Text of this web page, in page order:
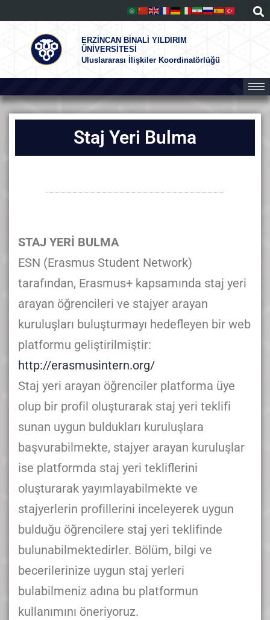
ERZİNCAN BİNALİ YILDIRIM
ÜNİVERSİTESİ
Uluslararası İlişkiler Koordinatörlüğü
Staj Yeri Bulma
STAJ YERİ BULMA
ESN (Erasmus Student Network)
tarafından, Erasmus+ kapsamında staj yeri
arayan öğrencileri ve stajyer arayan
kuruluşları buluşturmayı hedefleyen bir web
platformu geliştirilmiştir:
http://erasmusintern.org/
Staj yeri arayan öğrenciler platforma üye
olup bir profil oluşturarak staj yeri teklifi
sunan uygun buldukları kuruluşlara
başvurabilmekte, stajyer arayan kuruluşlar
ise platformda staj yeri tekliflerini
oluşturarak yayımlayabilmekte ve
stajyerlerin profillerini inceleyerek uygun
bulduğu öğrencilere staj yeri teklifinde
bulunabilmektedirler. Bölüm, bilgi ve
becerilerinize uygun staj yerleri
bulabilmeniz adına bu platformun
kullanımını öneriyoruz.